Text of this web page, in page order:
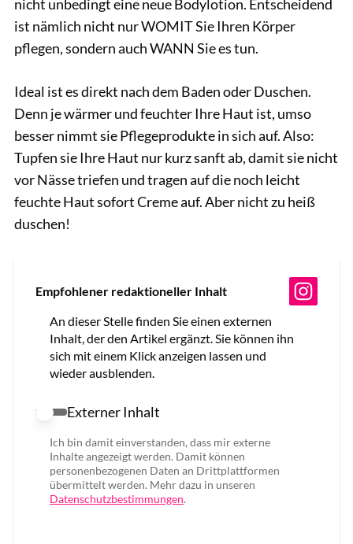
nicht unbedingt eine neue Bodylotion. Entscheidend
ist nämlich nicht nur WOMIT Sie Ihren Körper
pflegen, sondern auch WANN Sie es tun.
Ideal ist es direkt nach dem Baden oder Duschen.
Denn je wärmer und feuchter Ihre Haut ist, umso
besser nimmt sie Pflegeprodukte in sich auf. Also:
Tupfen sie Ihre Haut nur kurz sanft ab, damit sie nicht
vor Nässe triefen und tragen auf die noch leicht
feuchte Haut sofort Creme auf. Aber nicht zu heiß
duschen!
Empfohlener redaktioneller Inhalt
An dieser Stelle finden Sie einen externen
Inhalt, der den Artikel ergänzt. Sie können ihn
sich mit einem Klick anzeigen lassen und
wieder ausblenden.
Externer Inhalt erlauben
Externer Inhalt
Ich bin damit einverstanden, dass mir externe
Inhalte angezeigt werden. Damit können
personenbezogenen Daten an Drittplattformen
übermittelt werden. Mehr dazu in unseren
Datenschutzbestimmungen.